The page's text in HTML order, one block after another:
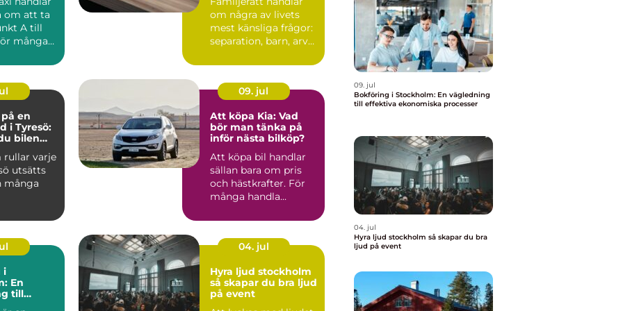
om att ta
A till
många
om några av livets
mest känsliga frågor:
separation, barn, arv
en
i Tyresö:
bilen
rullar varje
utsätts
många
09. jul
Att köpa Kia: Vad
bör man tänka på
inför nästa bilköp?
Att köpa bil handlar
sällan bara om pris
och hästkrafter. För
många handla...
i
En
till
04. jul
Hyra ljud stockholm
så skapar du bra ljud
på event
09. jul
Bokföring i Stockholm: En vägledning
till effektiva ekonomiska processer
04. jul
Hyra ljud stockholm så skapar du bra
ljud på event